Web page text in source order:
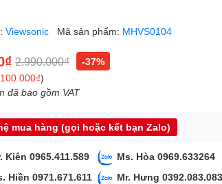
Viewsonic Mã sản phẩm: MHVS0104
2.990.000₫
-37%
)
đã bao gồm VAT
mua hàng (gọi hoặc kết bạn Zalo)
Kiên 0965.411.589
Ms. Hòa 0969.633264
Hiền 0971.671.611
Mr. Hưng 0392.083.083